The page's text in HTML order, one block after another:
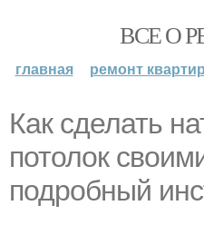
ВСЕ О
главная ремонт квартир
Как сделать
потолок
подробный